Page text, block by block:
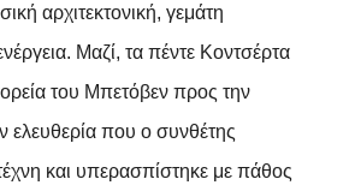
αρχιτεκτονική, γεμάτη
Μαζί, τα πέντε Κοντσέρτα
του Μπετόβεν προς την
ελευθερία που ο συνθέτης
και υπερασπίστηκε με πάθος